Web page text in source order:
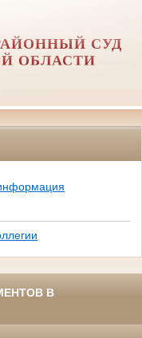
СУД
ОБЛАСТИ
В